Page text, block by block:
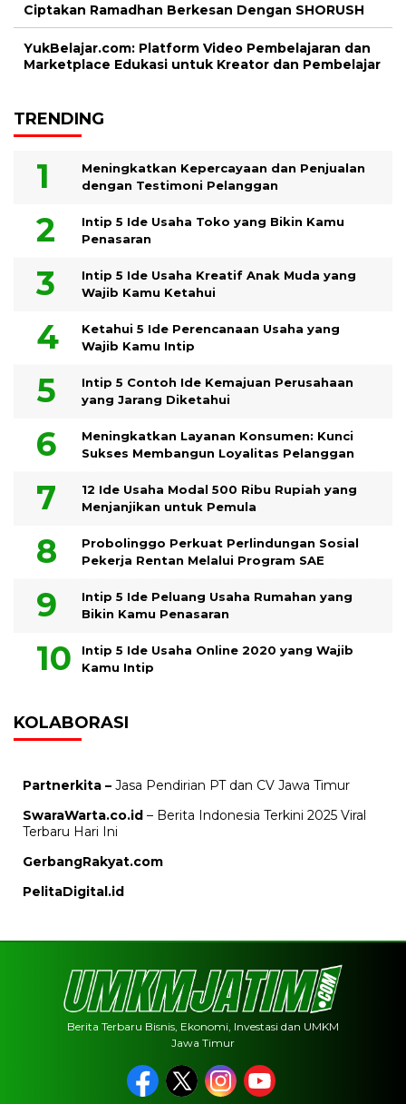
Ciptakan Ramadhan Berkesan Dengan SHORUSH
YukBelajar.com: Platform Video Pembelajaran dan
Marketplace Edukasi untuk Kreator dan Pembelajar
TRENDING
Meningkatkan Kepercayaan dan Penjualan
dengan Testimoni Pelanggan
Intip 5 Ide Usaha Toko yang Bikin Kamu
Penasaran
Intip 5 Ide Usaha Kreatif Anak Muda yang
Wajib Kamu Ketahui
Ketahui 5 Ide Perencanaan Usaha yang
Wajib Kamu Intip
Intip 5 Contoh Ide Kemajuan Perusahaan
yang Jarang Diketahui
Meningkatkan Layanan Konsumen: Kunci
Sukses Membangun Loyalitas Pelanggan
12 Ide Usaha Modal 500 Ribu Rupiah yang
Menjanjikan untuk Pemula
Probolinggo Perkuat Perlindungan Sosial
Pekerja Rentan Melalui Program SAE
Intip 5 Ide Peluang Usaha Rumahan yang
Bikin Kamu Penasaran
Intip 5 Ide Usaha Online 2020 yang Wajib
Kamu Intip
KOLABORASI
Partnerkita – Jasa Pendirian PT dan CV Jawa Timur
SwaraWarta.co.id – Berita Indonesia Terkini 2025 Viral
Terbaru Hari Ini
GerbangRakyat.com
PelitaDigital.id
Berita Terbaru Bisnis, Ekonomi, Investasi dan UMKM
Jawa Timur